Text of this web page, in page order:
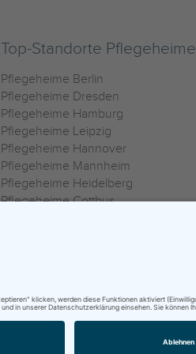
Top-Standorte Pflegeheime
Pflegeheime Berlin
Pflegeheime Dresden
Pflegeheime Hamburg
Pflegeheime Leipzig
Pflegeheime Hannover
Pflegeheime Mannheim
Pflegeheime Heidelberg
Pflegeheime Cottbus